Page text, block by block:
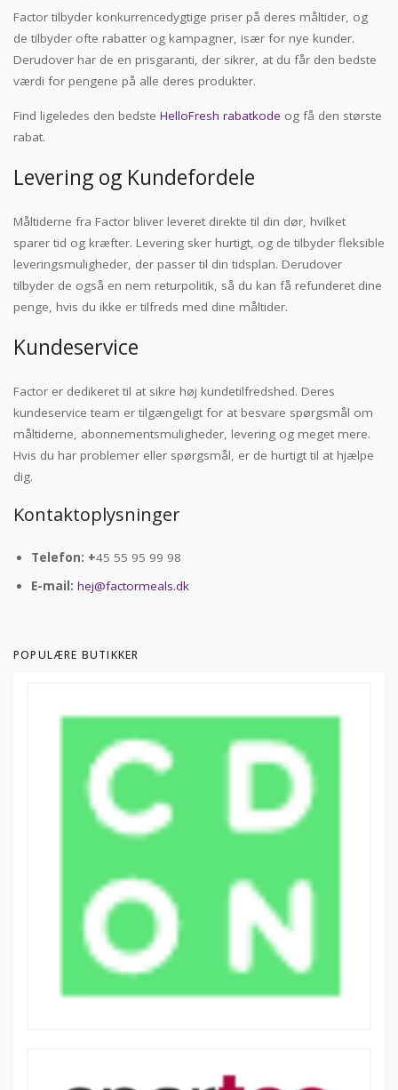
Factor tilbyder konkurrencedygtige priser på deres måltider, og
de tilbyder ofte rabatter og kampagner, især for nye kunder.
Derudover har de en prisgaranti, der sikrer, at du får den bedste
værdi for pengene på alle deres produkter.
Find ligeledes den bedste HelloFresh rabatkode og få den største
rabat.
Levering og Kundefordele
Måltiderne fra Factor bliver leveret direkte til din dør, hvilket
sparer tid og kræfter. Levering sker hurtigt, og de tilbyder fleksible
leveringsmuligheder, der passer til din tidsplan. Derudover
tilbyder de også en nem returpolitik, så du kan få refunderet dine
penge, hvis du ikke er tilfreds med dine måltider.
Kundeservice
Factor er dedikeret til at sikre høj kundetilfredshed. Deres
kundeservice team er tilgængeligt for at besvare spørgsmål om
måltiderne, abonnementsmuligheder, levering og meget mere.
Hvis du har problemer eller spørgsmål, er de hurtigt til at hjælpe
dig.
Kontaktoplysninger
Telefon: +45 55 95 99 98
E-mail: hej@factormeals.dk
POPULÆRE BUTIKKER